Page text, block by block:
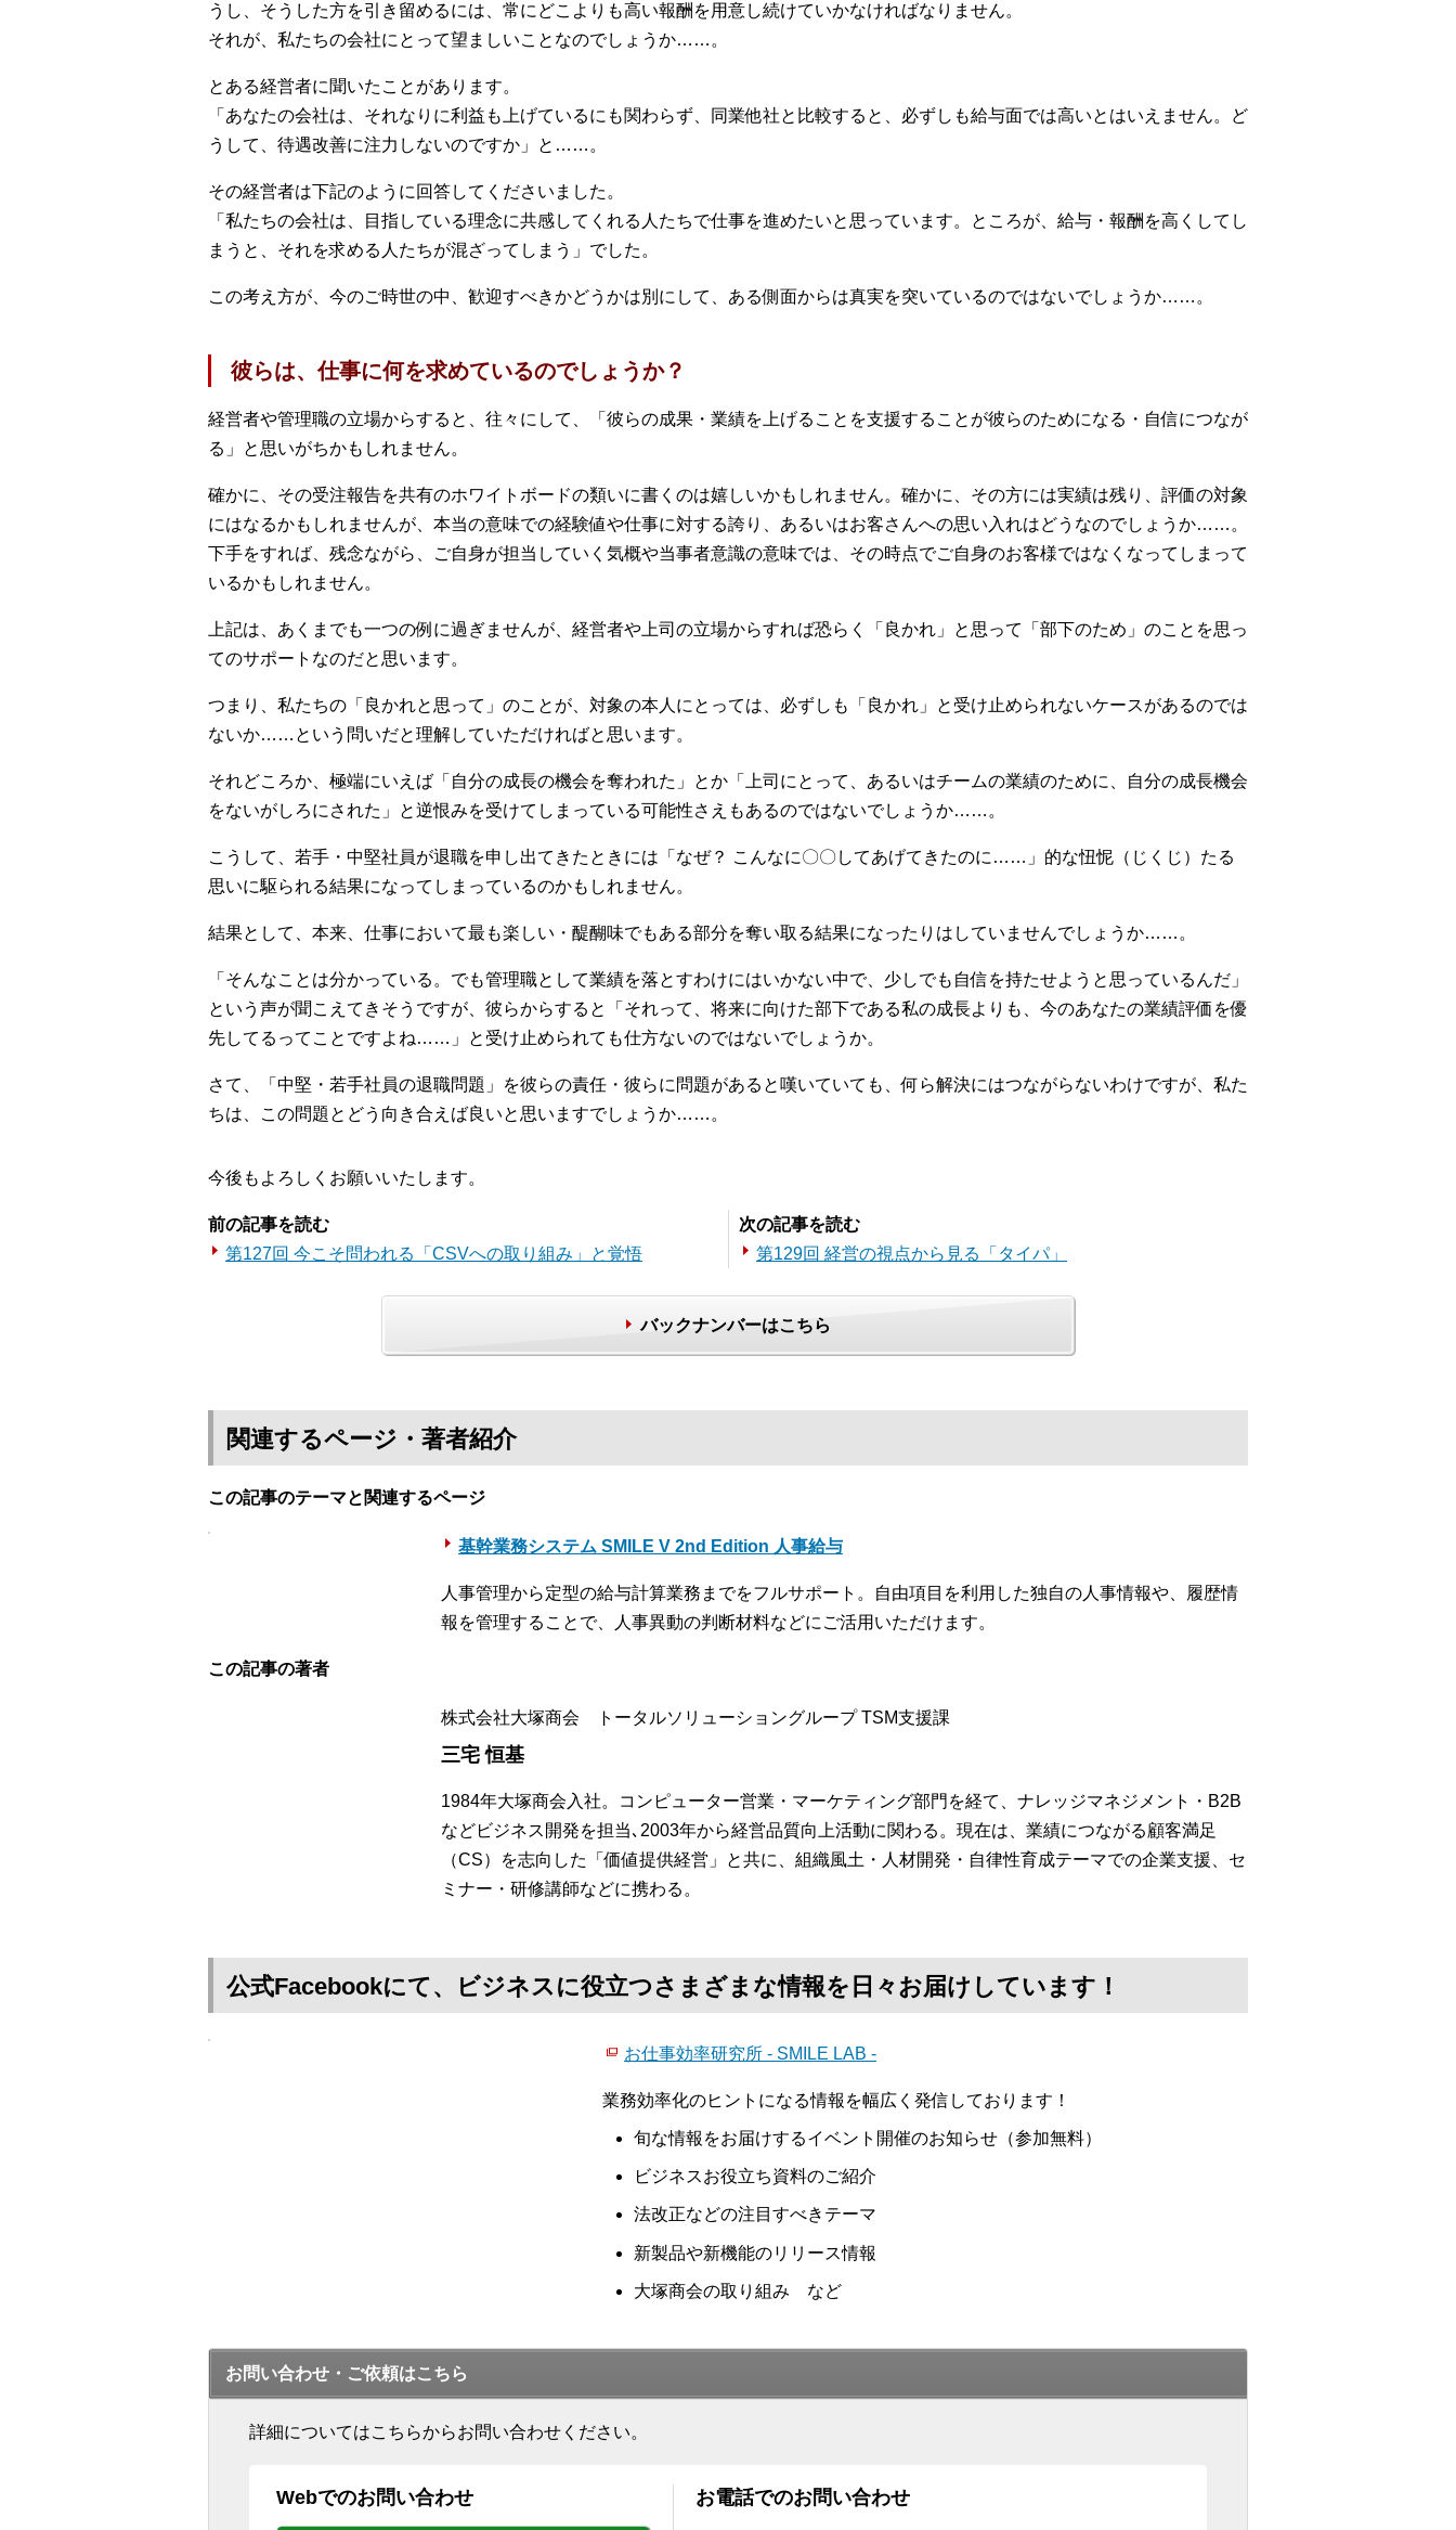
うし、そうした方を引き留めるには、常にどこよりも高い報酬を用意し続けていかなければなりません。
それが、私たちの会社にとって望ましいことなのでしょうか……。
とある経営者に聞いたことがあります。
「あなたの会社は、それなりに利益も上げているにも関わらず、同業他社と比較すると、必ずしも給与面では高いとはいえません。ど
うして、待遇改善に注力しないのですか」と……。
その経営者は下記のように回答してくださいました。
「私たちの会社は、目指している理念に共感してくれる人たちで仕事を進めたいと思っています。ところが、給与・報酬を高くしてし
まうと、それを求める人たちが混ざってしまう」でした。
この考え方が、今のご時世の中、歓迎すべきかどうかは別にして、ある側面からは真実を突いているのではないでしょうか……。
彼らは、仕事に何を求めているのでしょうか？
経営者や管理職の立場からすると、往々にして、「彼らの成果・業績を上げることを支援することが彼らのためになる・自信につなが
る」と思いがちかもしれません。
確かに、その受注報告を共有のホワイトボードの類いに書くのは嬉しいかもしれません。確かに、その方には実績は残り、評価の対象
にはなるかもしれませんが、本当の意味での経験値や仕事に対する誇り、あるいはお客さんへの思い入れはどうなのでしょうか……。
下手をすれば、残念ながら、ご自身が担当していく気概や当事者意識の意味では、その時点でご自身のお客様ではなくなってしまって
いるかもしれません。
上記は、あくまでも一つの例に過ぎませんが、経営者や上司の立場からすれば恐らく「良かれ」と思って「部下のため」のことを思っ
てのサポートなのだと思います。
つまり、私たちの「良かれと思って」のことが、対象の本人にとっては、必ずしも「良かれ」と受け止められないケースがあるのでは
ないか……という問いだと理解していただければと思います。
それどころか、極端にいえば「自分の成長の機会を奪われた」とか「上司にとって、あるいはチームの業績のために、自分の成長機会
をないがしろにされた」と逆恨みを受けてしまっている可能性さえもあるのではないでしょうか……。
こうして、若手・中堅社員が退職を申し出てきたときには「なぜ？ こんなに〇〇してあげてきたのに……」的な忸怩（じくじ）たる
思いに駆られる結果になってしまっているのかもしれません。
結果として、本来、仕事において最も楽しい・醍醐味でもある部分を奪い取る結果になったりはしていませんでしょうか……。
「そんなことは分かっている。でも管理職として業績を落とすわけにはいかない中で、少しでも自信を持たせようと思っているんだ」
という声が聞こえてきそうですが、彼らからすると「それって、将来に向けた部下である私の成長よりも、今のあなたの業績評価を優
先してるってことですよね……」と受け止められても仕方ないのではないでしょうか。
さて、「中堅・若手社員の退職問題」を彼らの責任・彼らに問題があると嘆いていても、何ら解決にはつながらないわけですが、私た
ちは、この問題とどう向き合えば良いと思いますでしょうか……。
今後もよろしくお願いいたします。
前の記事を読む
第127回 今こそ問われる「CSVへの取り組み」と覚悟
次の記事を読む
第129回 経営の視点から見る「タイパ」
バックナンバーはこちら
関連するページ・著者紹介
この記事のテーマと関連するページ
基幹業務システム SMILE V 2nd Edition 人事給与
人事管理から定型の給与計算業務までをフルサポート。自由項目を利用した独自の人事情報や、履歴情
報を管理することで、人事異動の判断材料などにご活用いただけます。
この記事の著者
株式会社大塚商会 トータルソリューショングループ TSM支援課
三宅 恒基
1984年大塚商会入社。コンピューター営業・マーケティング部門を経て、ナレッジマネジメント・B2B
などビジネス開発を担当､2003年から経営品質向上活動に関わる。現在は、業績につながる顧客満足
（CS）を志向した「価値提供経営」と共に、組織風土・人材開発・自律性育成テーマでの企業支援、セ
ミナー・研修講師などに携わる。
公式Facebookにて、ビジネスに役立つさまざまな情報を日々お届けしています！
お仕事効率研究所 - SMILE LAB -
業務効率化のヒントになる情報を幅広く発信しております！
旬な情報をお届けするイベント開催のお知らせ（参加無料）
ビジネスお役立ち資料のご紹介
法改正などの注目すべきテーマ
新製品や新機能のリリース情報
大塚商会の取り組み など
お問い合わせ・ご依頼はこちら
詳細についてはこちらからお問い合わせください。
Webでのお問い合わせ お電話でのお問い合わせ